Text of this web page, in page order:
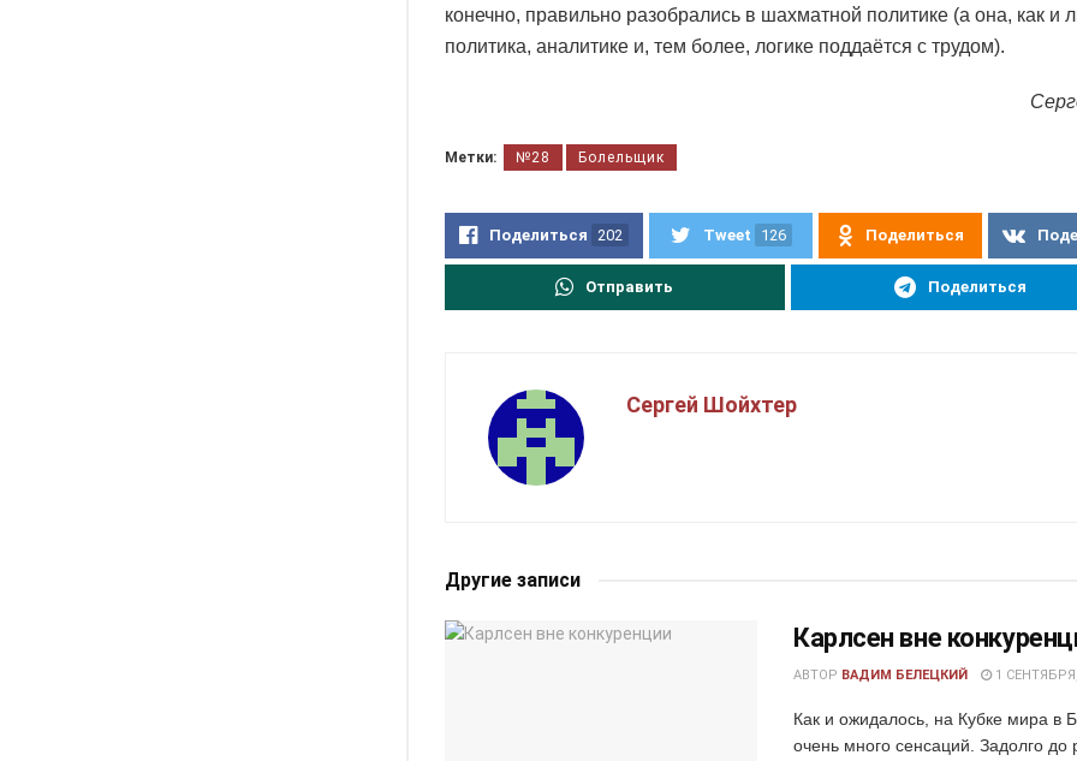
конечно, правильно разобрались в шахматной политике (а она, как и
политика, аналитике и, тем более, логике поддаётся с трудом).
Метки: №28 Болельщик
Поделиться 202 Tweet 126 Поделиться
Отправить Поделиться
Сергей Шойхтер
Другие записи
Карлсен вне
АВТОР ВАДИМ БЕЛЕЦКИЙ 1
Как и ожидалось, на Кубке мира в
очень много сенсаций. Задолго